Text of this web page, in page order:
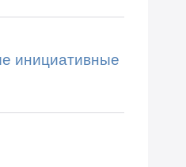
инициативные